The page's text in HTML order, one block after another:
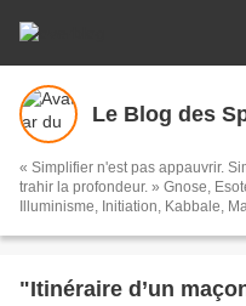
Le Blog des
« Simplifier n'est pas appauvrir.
trahir la profondeur. » Gnose,
Illuminisme, Initiation, Kabbale,
sortes de choses...
"Itinéraire d’un